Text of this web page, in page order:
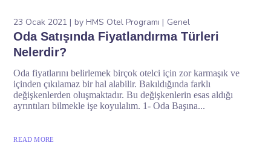
23 Ocak 2021 byHMS Otel Programı Genel
Oda Satışında Fiyatlandırma Türleri
Nelerdir?
Oda fiyatlarını belirlemek birçok otelci için zor karmaşık ve
içinden çıkılamaz bir hal alabilir. Bakıldığında farklı
değişkenlerden oluşmaktadır. Bu değişkenlerin esas aldığı
ayrıntıları bilmekle işe koyulalım. 1- Oda Başına...
READ MORE